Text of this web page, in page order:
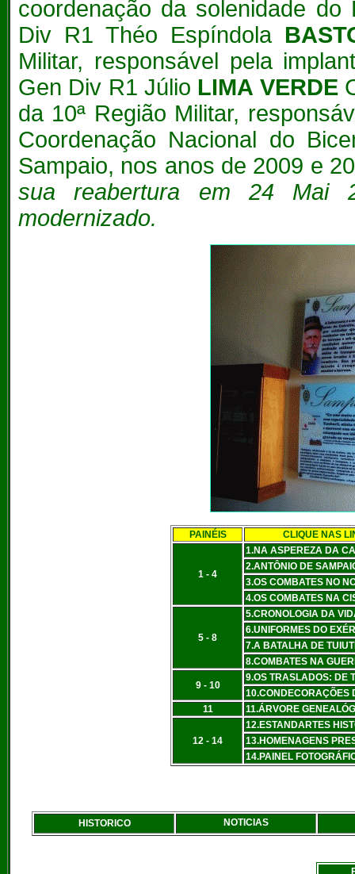
coordenação da solenidade
Div R1 Théo Espíndola
Militar, responsável pela
Gen Div R1 Júlio LIMA VERDE
da 10ª Região Militar,
Coordenação Nacional do
Sampaio, nos anos de 2009 e
sua reabertura em 24 Mai
modernizado.
PAINÉIS CLIQUE NAS
1 - 4
1.NA ASPEREZA DA
2.ANTÔNIO DE
3.OS COMBATES NO
4.OS COMBATES NA
5 - 8
5.CRONOLOGIA DA
6.UNIFORMES DO
7.A BATALHA DE
8.COMBATES NA
9 - 10
9.OS TRASLADOS: DE
10.CONDECORAÇÕES
11
11.ÁRVORE
12 - 14
12.ESTANDARTES
13.HOMENAGENS
14.PAINEL
HISTORICO NOTICIAS